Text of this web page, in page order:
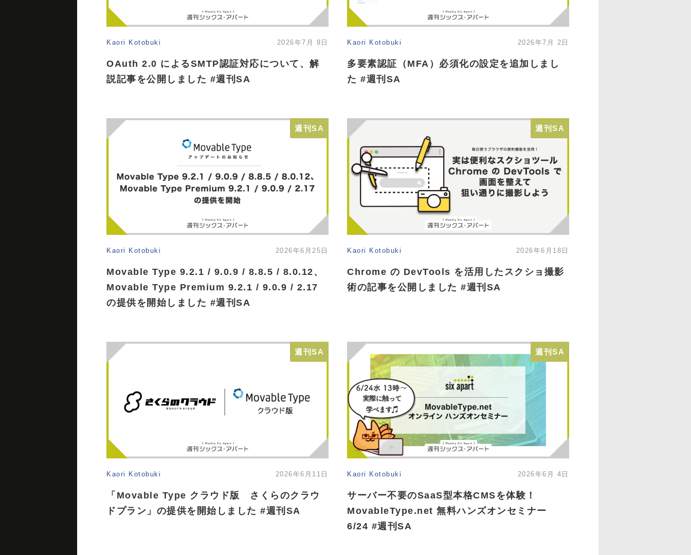
Kaori Kotobuki 2026年7月 9日
OAuth 2.0 によるSMTP認証対応について、解
説記事を公開しました #週刊SA
Kaori Kotobuki 2026年7月 2日
多要素認証（MFA）必須化の設定を追加しまし
た #週刊SA
週刊SA
Kaori Kotobuki 2026年6月25日
Movable Type 9.2.1 / 9.0.9 / 8.8.5 / 8.0.12、
Movable Type Premium 9.2.1 / 9.0.9 / 2.17
の提供を開始しました #週刊SA
週刊SA
Kaori Kotobuki 2026年6月18日
Chrome の DevTools を活用したスクショ撮影
術の記事を公開しました #週刊SA
週刊SA
Kaori Kotobuki 2026年6月11日
「Movable Type クラウド版 さくらのクラウ
ドプラン」の提供を開始しました #週刊SA
週刊SA
Kaori Kotobuki 2026年6月 4日
サーバー不要のSaaS型本格CMSを体験！
MovableType.net 無料ハンズオンセミナー
6/24 #週刊SA